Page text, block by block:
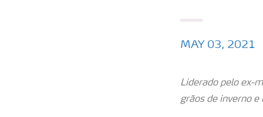
MAY 03, 2021
Liderado pelo ex-
grãos de inverno